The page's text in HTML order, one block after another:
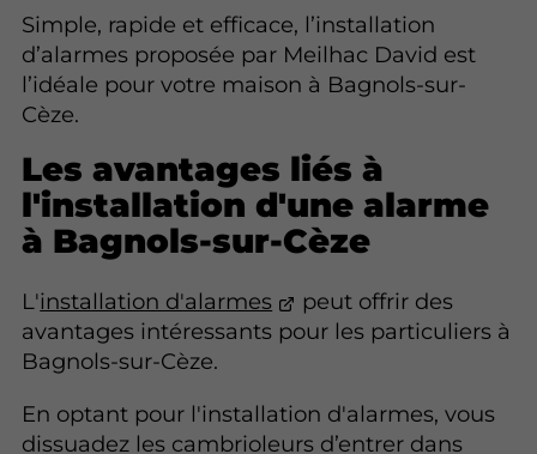
Simple, rapide et efficace, l’installation
d’alarmes proposée par Meilhac David est
l’idéale pour votre maison à Bagnols-sur-
Cèze.
Les avantages liés à
l'installation d'une alarme
à Bagnols-sur-Cèze
L'installation d'alarmes
peut offrir des
avantages intéressants pour les particuliers à
Bagnols-sur-Cèze.
En optant pour l'installation d'alarmes, vous
dissuadez les cambrioleurs d’entrer dans